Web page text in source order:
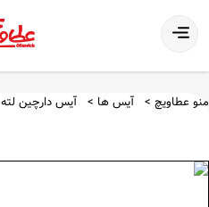
منو عطاویچ آیس ها آیس دارچین لته